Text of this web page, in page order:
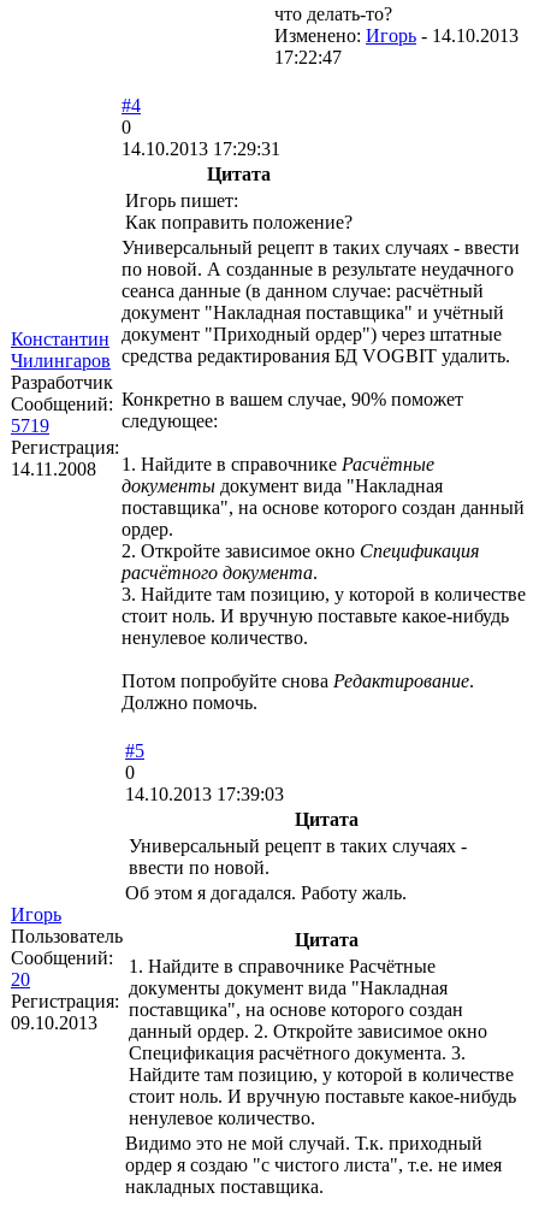
что делать-то?
Изменено: Игорь - 14.10.2013
17:22:47
Константин
Чилингаров
Разработчик
Сообщений:
5719
Регистрация:
14.11.2008
#4
0
14.10.2013 17:29:31
Цитата
Игорь пишет:
Как поправить положение?
Универсальный рецепт в таких случаях - ввести
по новой. А созданные в результате неудачного
сеанса данные (в данном случае: расчётный
документ "Накладная поставщика" и учётный
документ "Приходный ордер") через штатные
средства редактирования БД VOGBIT удалить.
Конкретно в вашем случае, 90% поможет
следующее:
1. Найдите в справочнике Расчётные
документы документ вида "Накладная
поставщика", на основе которого создан данный
ордер.
2. Откройте зависимое окно Спецификация
расчётного документа.
3. Найдите там позицию, у которой в количестве
стоит ноль. И вручную поставьте какое-нибудь
ненулевое количество.
Потом попробуйте снова Редактирование.
Должно помочь.
Игорь
Пользователь
Сообщений:
20
Регистрация:
09.10.2013
#5
0
14.10.2013 17:39:03
Цитата
Универсальный рецепт в таких случаях -
ввести по новой.
Об этом я догадался. Работу жаль.
Цитата
1. Найдите в справочнике Расчётные
документы документ вида "Накладная
поставщика", на основе которого создан
данный ордер. 2. Откройте зависимое окно
Спецификация расчётного документа. 3.
Найдите там позицию, у которой в количестве
стоит ноль. И вручную поставьте какое-нибудь
ненулевое количество.
Видимо это не мой случай. Т.к. приходный
ордер я создаю "с чистого листа", т.е. не имея
накладных поставщика.